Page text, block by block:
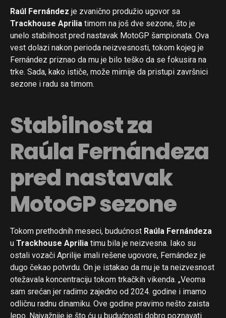
Raúl Fernández je zvanično produžio ugovor sa
Trackhouse Aprilia timom na još dve sezone, što je
unelo stabilnost pred nastavak MotoGP šampionata. Ova
vest dolazi nakon perioda neizvesnosti, tokom kojeg je
Fernández priznao da mu je bilo teško da se fokusira na
trke. Sada, kako ističe, može mirnije da pristupi završnici
sezone i radu sa timom.
Stabilnost za
Raúla Fernándeza
pred nastavak
MotoGP sezone
Tokom prethodnih meseci, budućnost Raúla Fernándeza
u Trackhouse Aprilia timu bila je neizvesna. Iako su
ostali vozači Aprilije imali rešene ugovore, Fernández je
dugo čekao potvrdu. On je istakao da mu je ta neizvesnost
otežavala koncentraciju tokom trkačkih vikenda. „Veoma
sam srećan jer radimo zajedno od 2024. godine i imamo
odličnu radnu dinamiku. Ove godine pravimo nešto zaista
lepo. Najvažnije je što ću u budućnosti dobro poznavati